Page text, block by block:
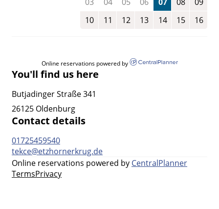
10
11 12 13 14 15 16
Online reservations powered by
You'll find us here
Butjadinger Straße 341
26125 Oldenburg
Contact details
01725459540
tekce@etzhornerkrug.de
Online reservations powered by CentralPlanner
TermsPrivacy